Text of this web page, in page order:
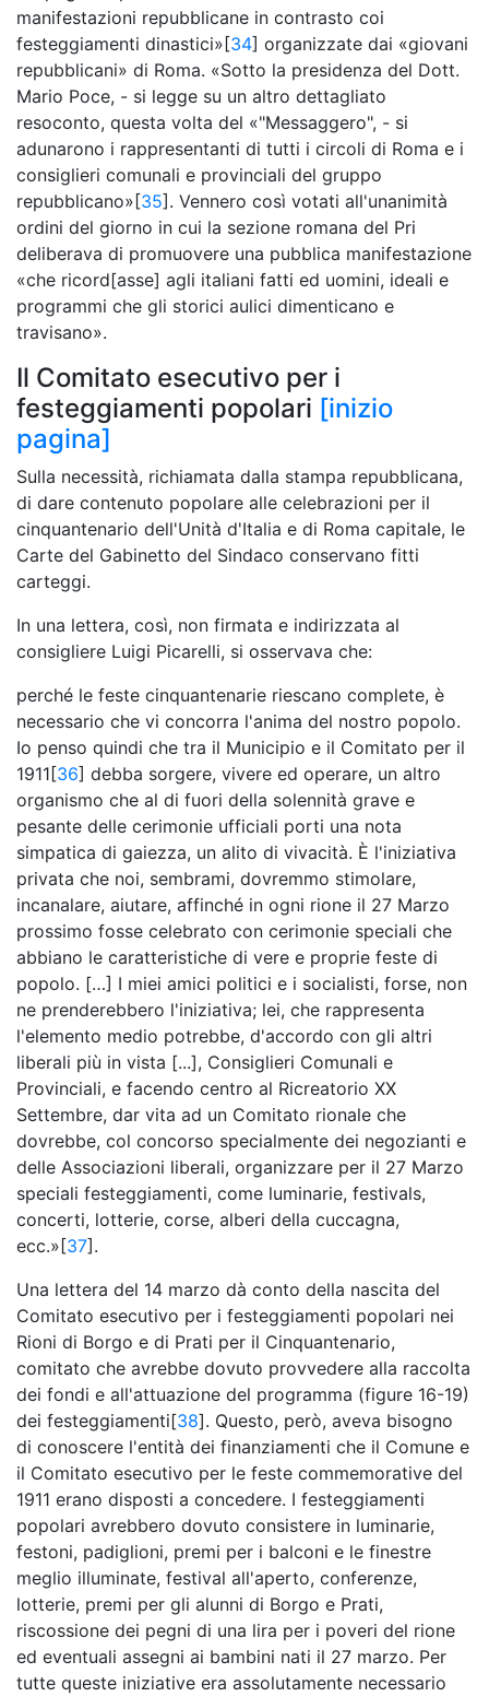
manifestazioni repubblicane in contrasto coi
festeggiamenti dinastici»[34] organizzate dai «giovani
repubblicani» di Roma. «Sotto la presidenza del Dott.
Mario Poce, - si legge su un altro dettagliato
resoconto, questa volta del «"Messaggero", - si
adunarono i rappresentanti di tutti i circoli di Roma e i
consiglieri comunali e provinciali del gruppo
repubblicano»[35]. Vennero così votati all'unanimità
ordini del giorno in cui la sezione romana del Pri
deliberava di promuovere una pubblica manifestazione
«che ricord[asse] agli italiani fatti ed uomini, ideali e
programmi che gli storici aulici dimenticano e
travisano».
Il Comitato esecutivo per i
festeggiamenti popolari [inizio
pagina]
Sulla necessità, richiamata dalla stampa repubblicana,
di dare contenuto popolare alle celebrazioni per il
cinquantenario dell'Unità d'Italia e di Roma capitale, le
Carte del Gabinetto del Sindaco conservano fitti
carteggi.
In una lettera, così, non firmata e indirizzata al
consigliere Luigi Picarelli, si osservava che:
perché le feste cinquantenarie riescano complete, è
necessario che vi concorra l'anima del nostro popolo.
Io penso quindi che tra il Municipio e il Comitato per il
1911[36] debba sorgere, vivere ed operare, un altro
organismo che al di fuori della solennità grave e
pesante delle cerimonie ufficiali porti una nota
simpatica di gaiezza, un alito di vivacità. È l'iniziativa
privata che noi, sembrami, dovremmo stimolare,
incanalare, aiutare, affinché in ogni rione il 27 Marzo
prossimo fosse celebrato con cerimonie speciali che
abbiano le caratteristiche di vere e proprie feste di
popolo. […] I miei amici politici e i socialisti, forse, non
ne prenderebbero l'iniziativa; lei, che rappresenta
l'elemento medio potrebbe, d'accordo con gli altri
liberali più in vista [...], Consiglieri Comunali e
Provinciali, e facendo centro al Ricreatorio XX
Settembre, dar vita ad un Comitato rionale che
dovrebbe, col concorso specialmente dei negozianti e
delle Associazioni liberali, organizzare per il 27 Marzo
speciali festeggiamenti, come luminarie, festivals,
concerti, lotterie, corse, alberi della cuccagna,
ecc.»[37].
Una lettera del 14 marzo dà conto della nascita del
Comitato esecutivo per i festeggiamenti popolari nei
Rioni di Borgo e di Prati per il Cinquantenario,
comitato che avrebbe dovuto provvedere alla raccolta
dei fondi e all'attuazione del programma (figure 16-19)
dei festeggiamenti[38]. Questo, però, aveva bisogno
di conoscere l'entità dei finanziamenti che il Comune e
il Comitato esecutivo per le feste commemorative del
1911 erano disposti a concedere. I festeggiamenti
popolari avrebbero dovuto consistere in luminarie,
festoni, padiglioni, premi per i balconi e le finestre
meglio illuminate, festival all'aperto, conferenze,
lotterie, premi per gli alunni di Borgo e Prati,
riscossione dei pegni di una lira per i poveri del rione
ed eventuali assegni ai bambini nati il 27 marzo. Per
tutte queste iniziative era assolutamente necessario